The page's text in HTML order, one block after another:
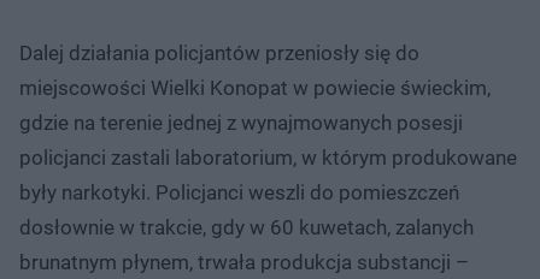
Dalej działania policjantów przeniosły się do
miejscowości Wielki Konopat w powiecie świeckim,
gdzie na terenie jednej z wynajmowanych posesji
policjanci zastali laboratorium, w którym produkowane
były narkotyki. Policjanci weszli do pomieszczeń
dosłownie w trakcie, gdy w 60 kuwetach, zalanych
brunatnym płynem, trwała produkcja substancji –